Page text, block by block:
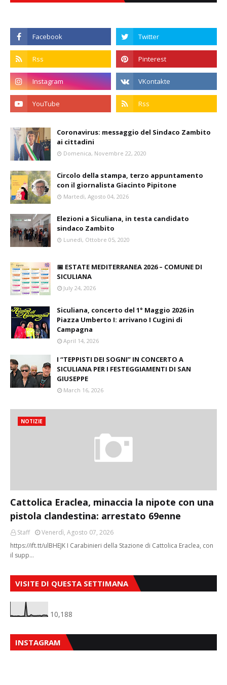
Coronavirus: messaggio del Sindaco Zambito
ai cittadini
Domenica, Novembre 22, 2020
Circolo della stampa, terzo appuntamento
con il giornalista Giacinto Pipitone
Martedì, Agosto 04, 2026
Elezioni a Siculiana, in testa candidato
sindaco Zambito
Lunedì, Ottobre 05, 2020
📅 ESTATE MEDITERRANEA 2026 – COMUNE DI
SICULIANA
July 24, 2026
Siculiana, concerto del 1° Maggio 2026 in
Piazza Umberto I: arrivano I Cugini di
Campagna
April 14, 2026
I “TEPPISTI DEI SOGNI” IN CONCERTO A
SICULIANA PER I FESTEGGIAMENTI DI SAN
GIUSEPPE
March 16, 2026
NOTIZIE
Cattolica Eraclea, minaccia la nipote con una
pistola clandestina: arrestato 69enne
Staff
Venerdì, Agosto 07, 2026
https://ift.tt/ulBHEJK I Carabinieri della Stazione di Cattolica Eraclea, con
il supp…
VISITE DI QUESTA SETTIMANA
10,188
INSTAGRAM